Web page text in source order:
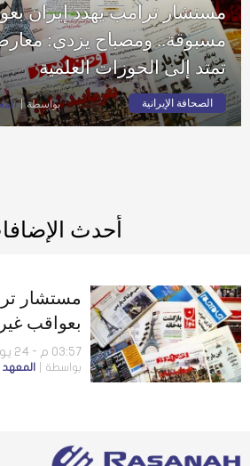
مستشار ترامب يهدد إيران
مسبوقة.. ومصباح يزدي:
تمتد إلى الحوزات العلمية
الصحافة الإيرانية بواسطة
أحدث
مستشار
بعواقب
يزدي:
تمتد إلى
03:57 م - 24 يوليو 2018
بواسطة المعهد